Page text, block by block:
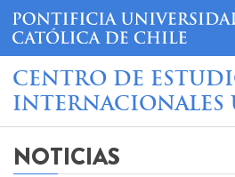
CENTRO DE
INTERNACIONALES
NOTICIAS